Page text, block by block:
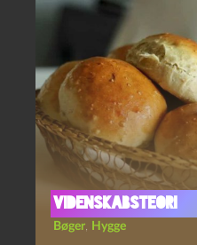
Videnskabsteori
Bøger, Hygge